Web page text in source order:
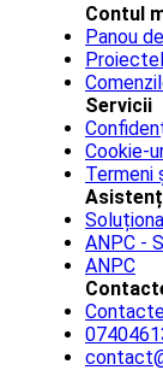
Contul
Panou
Servicii
Cookie-
Termeni
ANPC -
ANPC